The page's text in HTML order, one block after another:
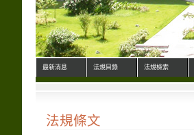
最新消息 法規目錄 法規檢索
法規條文